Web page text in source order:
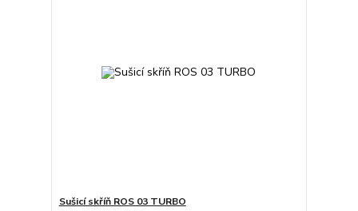
Sušicí skříň ROS 03 TURBO